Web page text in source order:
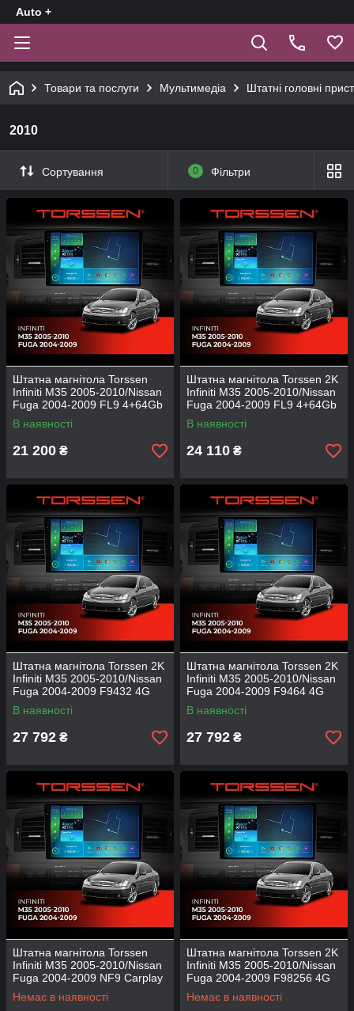
Auto +
Товари та послуги Мультимедіа Штатні головні
2010
Сортування 0 Фільтри
Штатна магнітола Torssen
Infiniti M35 2005-2010/Nissan
Fuga 2004-2009 FL9 4+64Gb
4G Carplay DSP
В наявності
21 200 ₴
Штатна магнітола Torssen 2K
Infiniti M35 2005-2010/Nissan
Fuga 2004-2009 FL9 4+64Gb
4G Carplay DSP
В наявності
24 110 ₴
Штатна магнітола Torssen 2K
Infiniti M35 2005-2010/Nissan
Fuga 2004-2009 F9432 4G
Carplay DSP
В наявності
27 792 ₴
Штатна магнітола Torssen 2K
Infiniti M35 2005-2010/Nissan
Fuga 2004-2009 F9464 4G
Carplay DSP
В наявності
27 792 ₴
Штатна магнітола Torssen
Infiniti M35 2005-2010/Nissan
Fuga 2004-2009 NF9 Carplay
Немає в наявності
Штатна магнітола Torssen 2K
Infiniti M35 2005-2010/Nissan
Fuga 2004-2009 F98256 4G
Carplay DSP
Немає в наявності